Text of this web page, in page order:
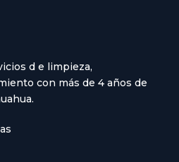
d e limpieza,
con más de 4 años de